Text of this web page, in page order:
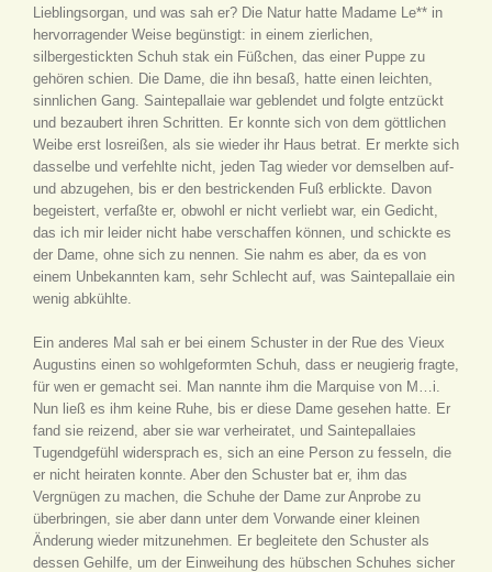
Lieblingsorgan, und was sah er? Die Natur hatte Madame Le** in
hervorragender Weise begünstigt: in einem zierlichen,
silbergestickten Schuh stak ein Füßchen, das einer Puppe zu
gehören schien. Die Dame, die ihn besaß, hatte einen leichten,
sinnlichen Gang. Saintepallaie war geblendet und folgte entzückt
und bezaubert ihren Schritten. Er konnte sich von dem göttlichen
Weibe erst losreißen, als sie wieder ihr Haus betrat. Er merkte sich
dasselbe und verfehlte nicht, jeden Tag wieder vor demselben auf-
und abzugehen, bis er den bestrickenden Fuß erblickte. Davon
begeistert, verfaßte er, obwohl er nicht verliebt war, ein Gedicht,
das ich mir leider nicht habe verschaffen können, und schickte es
der Dame, ohne sich zu nennen. Sie nahm es aber, da es von
einem Unbekannten kam, sehr Schlecht auf, was Saintepallaie ein
wenig abkühlte.
Ein anderes Mal sah er bei einem Schuster in der Rue des Vieux
Augustins einen so wohlgeformten Schuh, dass er neugierig fragte,
für wen er gemacht sei. Man nannte ihm die Marquise von M…i.
Nun ließ es ihm keine Ruhe, bis er diese Dame gesehen hatte. Er
fand sie reizend, aber sie war verheiratet, und Saintepallaies
Tugendgefühl widersprach es, sich an eine Person zu fesseln, die
er nicht heiraten konnte. Aber den Schuster bat er, ihm das
Vergnügen zu machen, die Schuhe der Dame zur Anprobe zu
überbringen, sie aber dann unter dem Vorwande einer kleinen
Änderung wieder mitzunehmen. Er begleitete den Schuster als
dessen Gehilfe, um der Einweihung des hübschen Schuhes sicher